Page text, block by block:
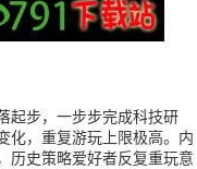
起步，一步步完成科技研
化，重复游玩上限极高。内
历史策略爱好者反复重玩意